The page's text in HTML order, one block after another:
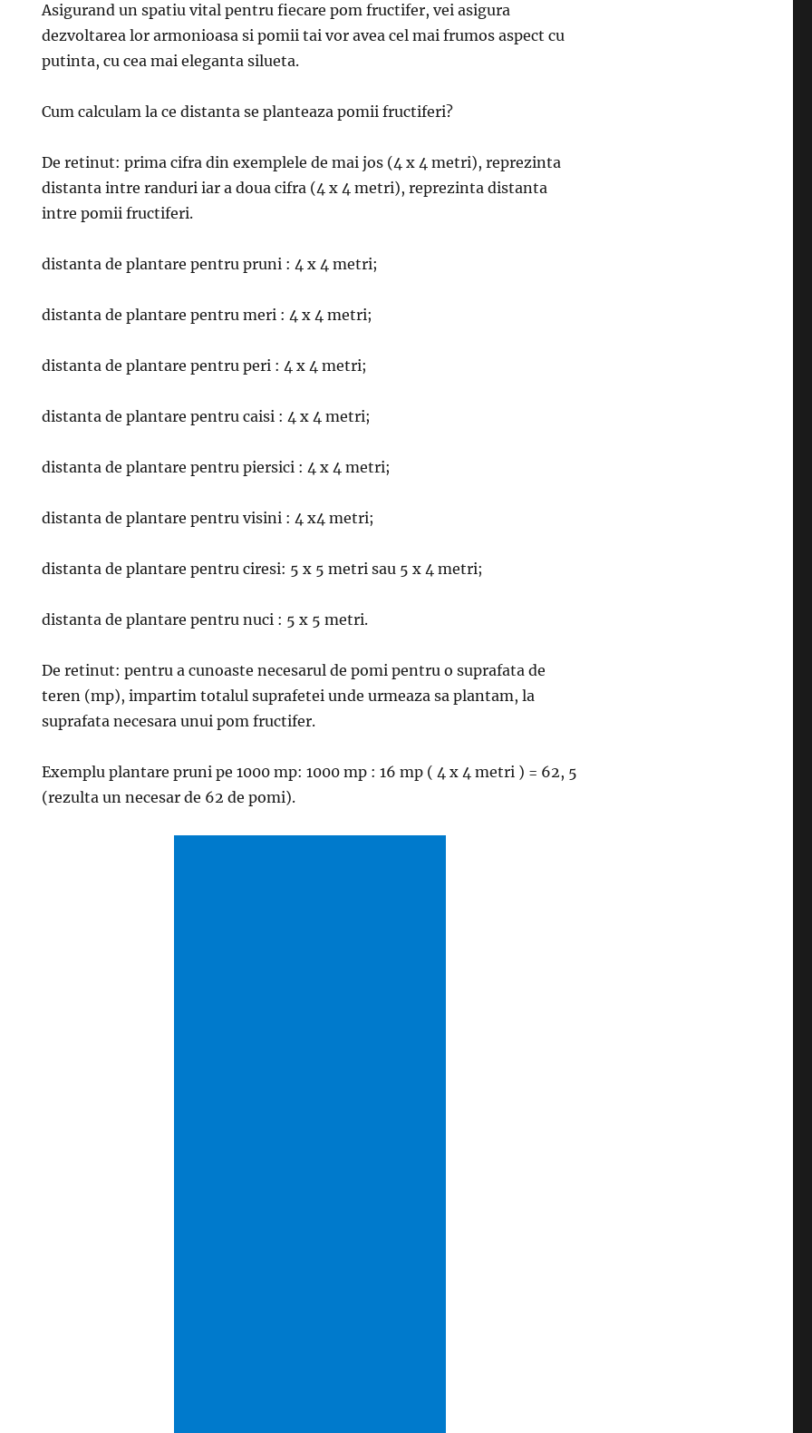
Asigurand un spatiu vital pentru fiecare pom fructifer, vei asigura
dezvoltarea lor armonioasa si pomii tai vor avea cel mai frumos aspect cu
putinta, cu cea mai eleganta silueta.
Cum calculam la ce distanta se planteaza pomii fructiferi?
De retinut: prima cifra din exemplele de mai jos (4 x 4 metri), reprezinta
distanta intre randuri iar a doua cifra (4 x 4 metri), reprezinta distanta
intre pomii fructiferi.
distanta de plantare pentru pruni : 4 x 4 metri;
distanta de plantare pentru meri : 4 x 4 metri;
distanta de plantare pentru peri : 4 x 4 metri;
distanta de plantare pentru caisi : 4 x 4 metri;
distanta de plantare pentru piersici : 4 x 4 metri;
distanta de plantare pentru visini : 4 x4 metri;
distanta de plantare pentru ciresi: 5 x 5 metri sau 5 x 4 metri;
distanta de plantare pentru nuci : 5 x 5 metri.
De retinut: pentru a cunoaste necesarul de pomi pentru o suprafata de
teren (mp), impartim totalul suprafetei unde urmeaza sa plantam, la
suprafata necesara unui pom fructifer.
Exemplu plantare pruni pe 1000 mp: 1000 mp : 16 mp ( 4 x 4 metri ) = 62, 5
(rezulta un necesar de 62 de pomi).